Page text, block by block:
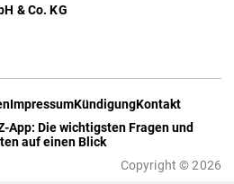
& Co. KG
ImpressumKündigungKontakt
App: Die wichtigsten Fragen und
auf einen Blick
Copyright © 2026